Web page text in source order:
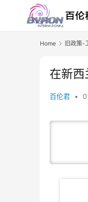
Home 旧政策-
在新
百伦君 •